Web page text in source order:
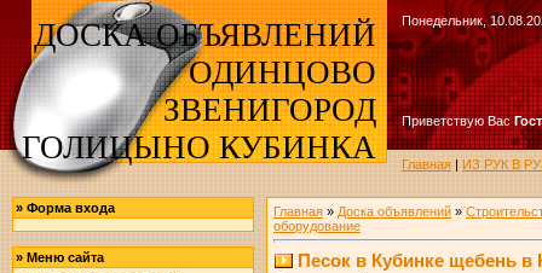
ДОСКА ОБЪЯВЛЕНИЙ
ОДИНЦОВО
ЗВЕНИГОРОД
ГОЛИЦЫНО КУБИНКА
Понедельник,
Приветствую Вас
Главная|ИЗ РУК В
» Форма входа
» Меню сайта
Главная» Доска объявлений»
оборудование
Песок в Кубинке щебень в